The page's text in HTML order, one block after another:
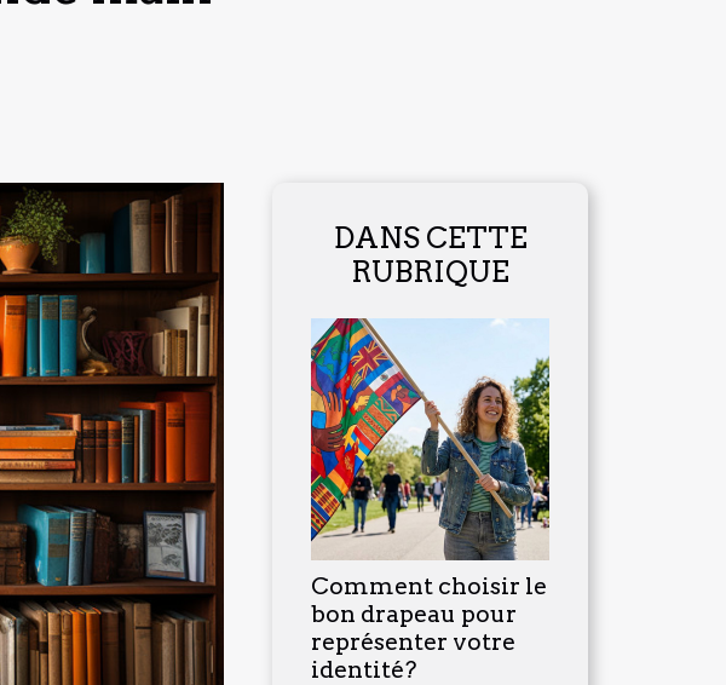
DANS CETTE
RUBRIQUE
Comment choisir le
bon drapeau pour
représenter votre
identité?